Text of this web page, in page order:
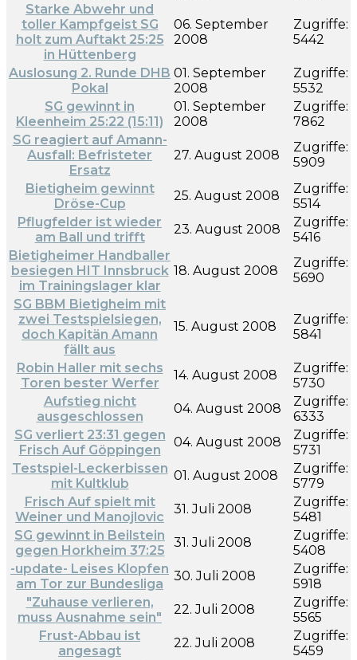
Starke Abwehr und
toller Kampfgeist SG
holt zum Auftakt 25:25
in Hüttenberg
06. September
2008
Zugriffe:
5442
Auslosung 2. Runde DHB
Pokal
01. September
2008
Zugriffe:
5532
SG gewinnt in
Kleenheim 25:22 (15:11)
01. September
2008
Zugriffe:
7862
SG reagiert auf Amann-
Ausfall: Befristeter
Ersatz
27. August 2008
Zugriffe:
5909
Bietigheim gewinnt
Dröse-Cup
25. August 2008
Zugriffe:
5514
Pflugfelder ist wieder
am Ball und trifft
23. August 2008
Zugriffe:
5416
Bietigheimer Handballer
besiegen HIT Innsbruck
im Trainingslager klar
18. August 2008
Zugriffe:
5690
SG BBM Bietigheim mit
zwei Testspielsiegen,
doch Kapitän Amann
fällt aus
15. August 2008
Zugriffe:
5841
Robin Haller mit sechs
Toren bester Werfer
14. August 2008
Zugriffe:
5730
Aufstieg nicht
ausgeschlossen
04. August 2008
Zugriffe:
6333
SG verliert 23:31 gegen
Frisch Auf Göppingen
04. August 2008
Zugriffe:
5731
Testspiel-Leckerbissen
mit Kultklub
01. August 2008
Zugriffe:
5779
Frisch Auf spielt mit
Weiner und Manojlovic
31. Juli 2008
Zugriffe:
5481
SG gewinnt in Beilstein
gegen Horkheim 37:25
31. Juli 2008
Zugriffe:
5408
-update- Leises Klopfen
am Tor zur Bundesliga
30. Juli 2008
Zugriffe:
5918
"Zuhause verlieren,
muss Ausnahme sein"
22. Juli 2008
Zugriffe:
5565
Frust-Abbau ist
angesagt
22. Juli 2008
Zugriffe:
5459